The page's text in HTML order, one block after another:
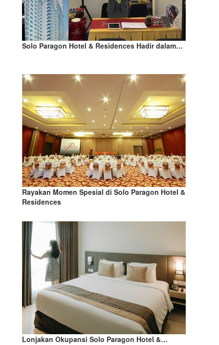
Solo Paragon Hotel & Residences Hadir dalam…
Rayakan Momen Spesial di Solo Paragon Hotel &
Residences
Lonjakan Okupansi Solo Paragon Hotel &…